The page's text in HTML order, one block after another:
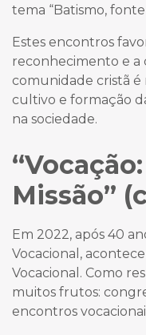
tema “Batismo,
Estes encontros
reconhecimento e a
comunidade cristã é
cultivo e formação
na sociedade.
Missão”
Em 2022, após 40
Vocacional,
Vocacional. Como
muitos frutos:
encontros